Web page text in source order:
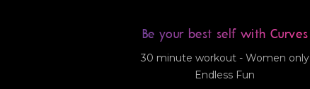
Be your best self with Curves
30 minute workout - Women only
Endless Fun